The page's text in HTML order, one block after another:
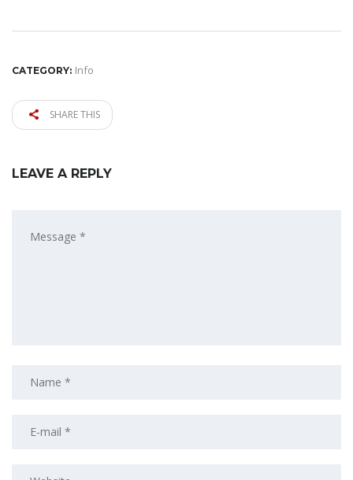
CATEGORY: Info
SHARE THIS
LEAVE A REPLY